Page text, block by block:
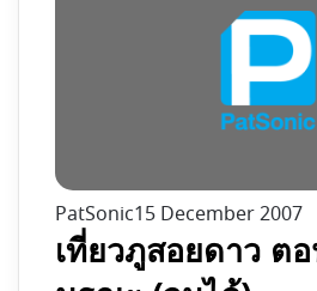
PatSonic15 December 2007
เที่ยวภูสอยดาว ต